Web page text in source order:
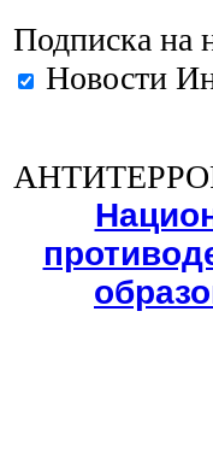
Подписка на
Новости